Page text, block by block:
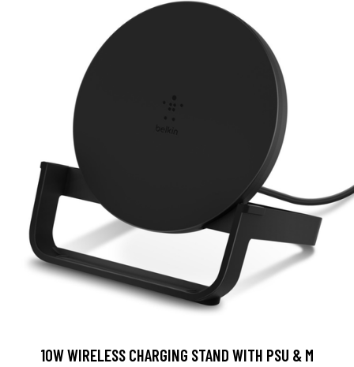
10W WIRELESS CHARGING STAND WITH PSU & M